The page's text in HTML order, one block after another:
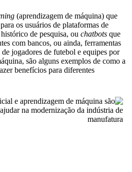
(aprendizagem de máquina) que
os usuários de plataformas de
de pesquisa, ou chatbots que
com bancos, ou ainda, ferramentas
jogadores de futebol e equipes por
são alguns exemplos de como a
benefícios para diferentes